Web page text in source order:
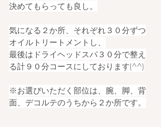
決めてもらっても良し。
気になる２か所、それぞれ３０分ずつ
オイルトリートメントし、
最後はドライヘッドスパ３０分で整え
る計９０分コースにしております(^^)
※お選びいただく部位は、腕、脚、背
面、デコルテのうちから２か所です。